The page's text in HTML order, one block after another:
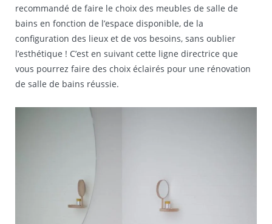
recommandé de faire le choix des meubles de salle de
bains en fonction de l’espace disponible, de la
configuration des lieux et de vos besoins, sans oublier
l’esthétique ! C’est en suivant cette ligne directrice que
vous pourrez faire des choix éclairés pour une rénovation
de salle de bains réussie.